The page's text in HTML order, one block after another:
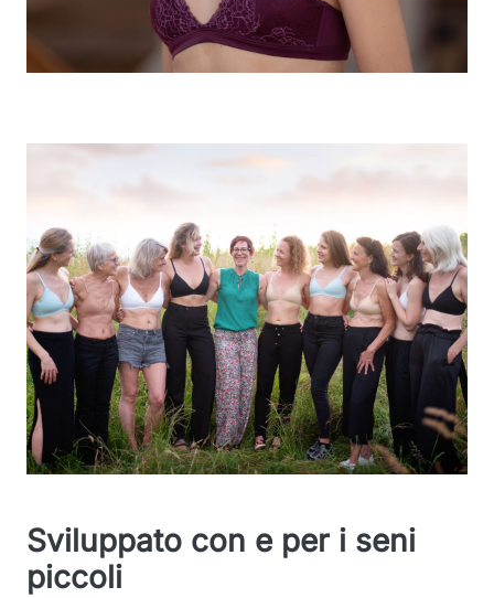
Sviluppato con e per i seni
piccoli